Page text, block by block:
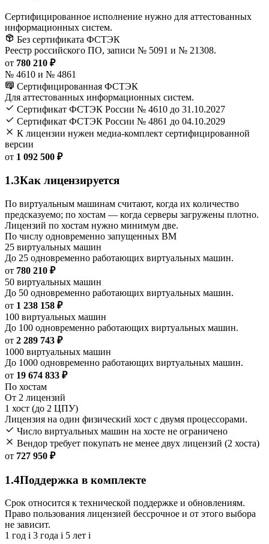
Сертифицированное исполнение нужно для аттестованных
информационных систем.
Без сертификата ФСТЭК
Реестр российского ПО, записи № 5091 и № 21308.
от 780 210 ₽
№ 4610 и № 4861
Сертифицированная ФСТЭК
Для аттестованных информационных систем.
Сертификат ФСТЭК России № 4610 до 31.10.2027
Сертификат ФСТЭК России № 4861 до 04.10.2029
К лицензии нужен медиа-комплект сертифицированной
версии
от 1 092 500 ₽
1.3Как лицензируется
По виртуальным машинам считают, когда их количество
предсказуемо; по хостам — когда серверы загружены плотно.
Лицензий по хостам нужно минимум две.
По числу одновременно запущенных ВМ
25 виртуальных машин
До 25 одновременно работающих виртуальных машин.
от 780 210 ₽
50 виртуальных машин
До 50 одновременно работающих виртуальных машин.
от 1 238 158 ₽
100 виртуальных машин
До 100 одновременно работающих виртуальных машин.
от 2 289 743 ₽
1000 виртуальных машин
До 1000 одновременно работающих виртуальных машин.
от 19 674 833 ₽
По хостам
От 2 лицензий
1 хост (до 2 ЦПУ)
Лицензия на один физический хост с двумя процессорами.
Число виртуальных машин на хосте не ограничено
Вендор требует покупать не менее двух лицензий (2 хоста)
от 727 950 ₽
1.4Поддержка в комплекте
Срок относится к технической поддержке и обновлениям.
Право пользования лицензией бессрочное и от этого выбора
не зависит.
1 год i 3 года i 5 лет i